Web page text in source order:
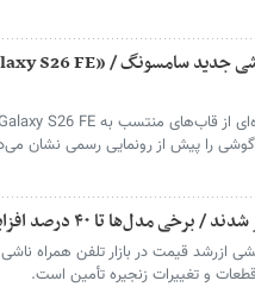
گوشی را پیش از رونمایی رسمی نشان
تا ۴۰ درصد افزایش یافتند؛ علت چیست؟
ازرشد قیمت‌ در بازار تلفن همراه
و تغییرات زنجیره تأمین است.